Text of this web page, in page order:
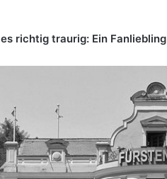
richtig traurig: Ein